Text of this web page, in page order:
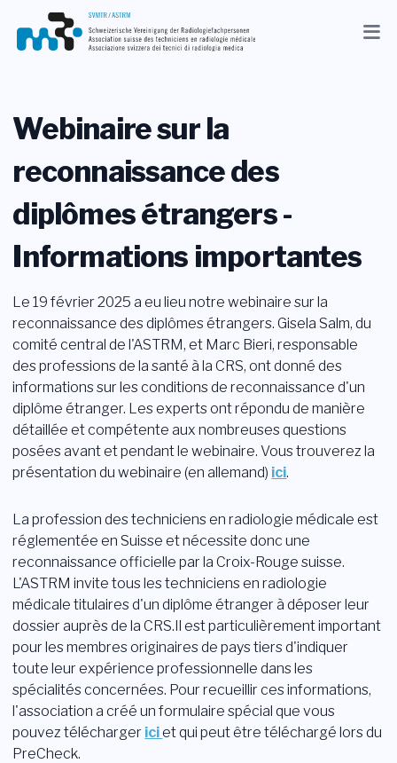
Actuel
Membres
Profession
Médias
Recherche
Shop
Login
Devenir membre Sections
Webinaire sur la
reconnaissance des
diplômes étrangers -
Informations importantes
Le 19 février 2025 a eu lieu notre webinaire sur la
reconnaissance des diplômes étrangers. Gisela Salm, du
comité central de l'ASTRM, et Marc Bieri, responsable
des professions de la santé à la CRS, ont donné des
informations sur les conditions de reconnaissance d'un
diplôme étranger. Les experts ont répondu de manière
détaillée et compétente aux nombreuses questions
posées avant et pendant le webinaire. Vous trouverez la
présentation du webinaire (en allemand) ici.
La profession des techniciens en radiologie médicale est
réglementée en Suisse et nécessite donc une
reconnaissance officielle par la Croix-Rouge suisse.
L'ASTRM invite tous les techniciens en radiologie
médicale titulaires d'un diplôme étranger à déposer leur
dossier auprès de la CRS.Il est particulièrement important
pour les membres originaires de pays tiers d'indiquer
toute leur expérience professionnelle dans les
spécialités concernées. Pour recueillir ces informations,
l'association a créé un formulaire spécial que vous
pouvez télécharger iciet qui peut être téléchargé lors du
PreCheck.